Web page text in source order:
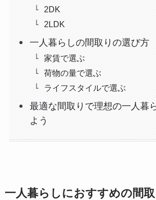
2DK
2LDK
一人暮らしの間取りの選び方
家賃で選ぶ
荷物の量で選ぶ
ライフスタイルで選ぶ
最適な間取りで理想の一人暮
よう
一人暮らしにおすすめの間